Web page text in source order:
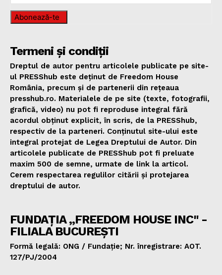
Abonează-te
Termeni și condiții
Dreptul de autor pentru articolele publicate pe site-
ul PRESShub este deținut de Freedom House
România, precum și de partenerii din rețeaua
presshub.ro. Materialele de pe site (texte, fotografii,
grafică, video) nu pot fi reproduse integral fără
acordul obținut explicit, în scris, de la PRESShub,
respectiv de la parteneri. Conținutul site-ului este
integral protejat de Legea Dreptului de Autor. Din
articolele publicate de PRESShub pot fi preluate
maxim 500 de semne, urmate de link la articol.
Cerem respectarea regulilor citării și protejarea
dreptului de autor.
FUNDAȚIA „FREEDOM HOUSE INC" -
FILIALA BUCUREȘTI
Formă legală: ONG / Fundație; Nr. înregistrare: AOT.
127/PJ/2004